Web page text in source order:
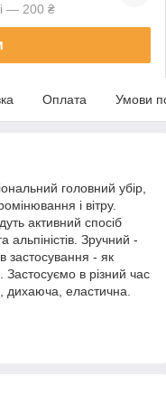
— 200 ₴
Оплата Умови
головний убір,
і вітру.
активний спосіб
альпіністів. Зручний -
застосування - як
в різний час
дихаюча, еластична.